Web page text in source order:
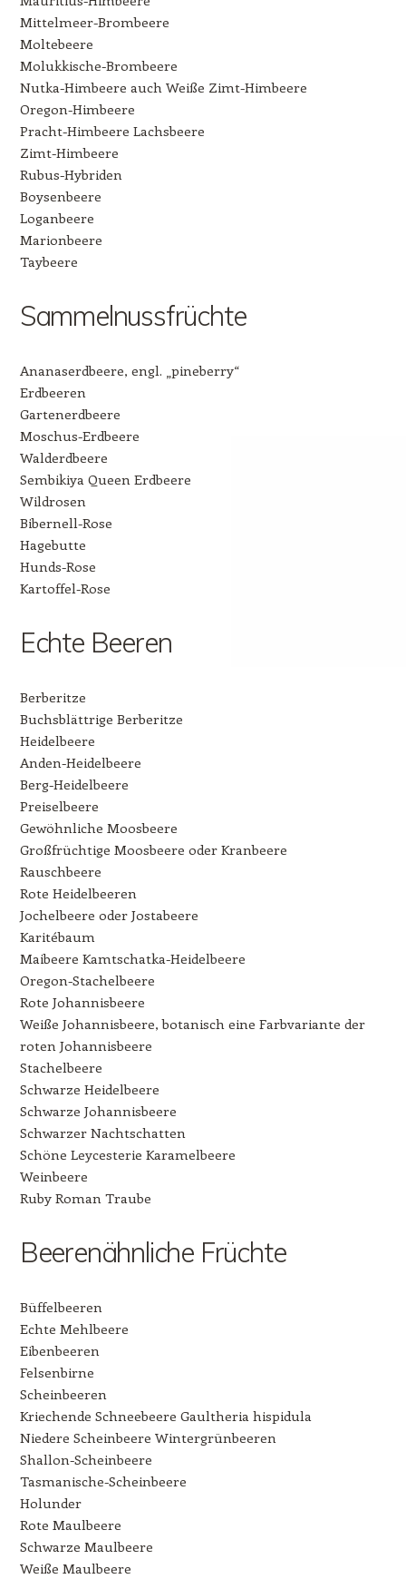
Mittelmeer-Brombeere
Moltebeere
Molukkische-Brombeere
Nutka-Himbeere auch Weiße Zimt-Himbeere
Oregon-Himbeere
Pracht-Himbeere Lachsbeere
Zimt-Himbeere
Rubus-Hybriden
Boysenbeere
Loganbeere
Marionbeere
Taybeere
Sammelnussfrüchte
Ananaserdbeere, engl. „pineberry“
Erdbeeren
Gartenerdbeere
Moschus-Erdbeere
Walderdbeere
Sembikiya Queen Erdbeere
Wildrosen
Bibernell-Rose
Hagebutte
Hunds-Rose
Kartoffel-Rose
Echte Beeren
Berberitze
Buchsblättrige Berberitze
Heidelbeere
Anden-Heidelbeere
Berg-Heidelbeere
Preiselbeere
Gewöhnliche Moosbeere
Großfrüchtige Moosbeere oder Kranbeere
Rauschbeere
Rote Heidelbeeren
Jochelbeere oder Jostabeere
Karitébaum
Maibeere Kamtschatka-Heidelbeere
Oregon-Stachelbeere
Rote Johannisbeere
Weiße Johannisbeere, botanisch eine Farbvariante der
roten Johannisbeere
Stachelbeere
Schwarze Heidelbeere
Schwarze Johannisbeere
Schwarzer Nachtschatten
Schöne Leycesterie Karamelbeere
Weinbeere
Ruby Roman Traube
Beerenähnliche Früchte
Büffelbeeren
Echte Mehlbeere
Eibenbeeren
Felsenbirne
Scheinbeeren
Kriechende Schneebeere Gaultheria hispidula
Niedere Scheinbeere Wintergrünbeeren
Shallon-Scheinbeere
Tasmanische-Scheinbeere
Holunder
Rote Maulbeere
Schwarze Maulbeere
Weiße Maulbeere